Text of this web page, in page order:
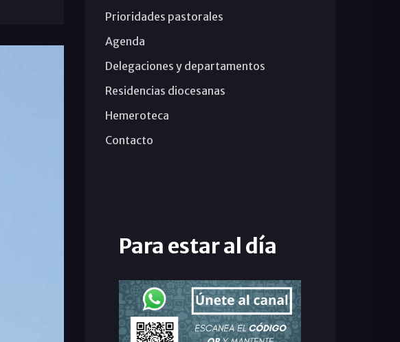
Prioridades pastorales
Agenda
Delegaciones y departamentos
Residencias diocesanas
Hemeroteca
Contacto
Para estar al día